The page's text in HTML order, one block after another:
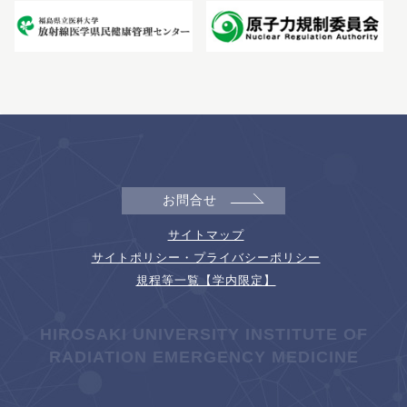
お問合せ
サイトマップ
サイトポリシー・プライバシーポリシー
規程等一覧【学内限定】
HIROSAKI UNIVERSITY INSTITUTE OF
RADIATION EMERGENCY MEDICINE